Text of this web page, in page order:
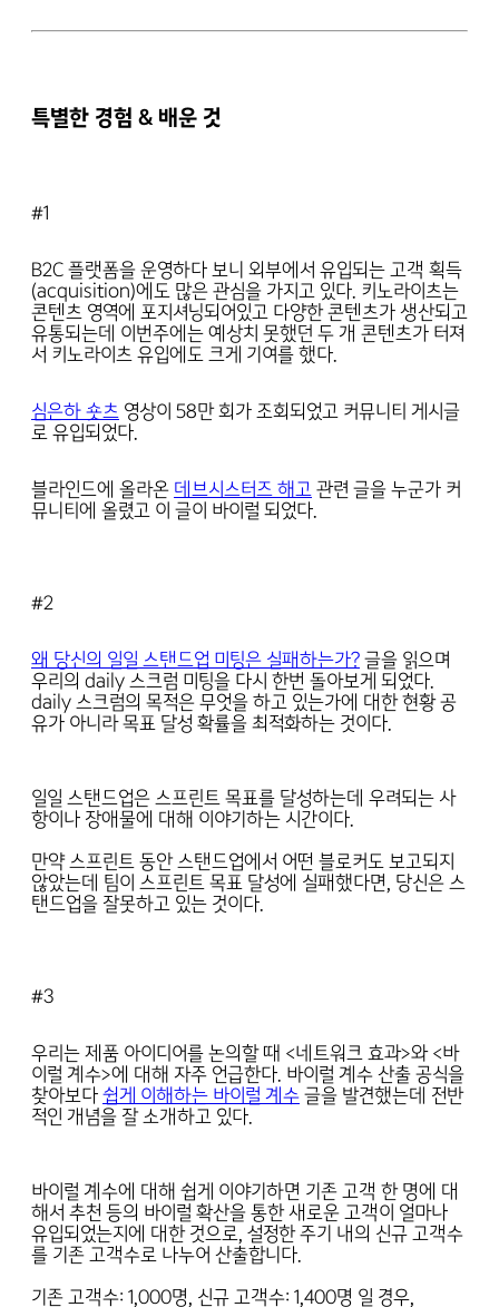
특별한 경험 & 배운 것
#1
B2C 플랫폼을 운영하다 보니 외부에서 유입되는 고객 획득
(acquisition)에도 많은 관심을 가지고 있다. 키노라이츠는
콘텐츠 영역에 포지셔닝되어있고 다양한 콘텐츠가 생산되고
유통되는데 이번주에는 예상치 못했던 두 개 콘텐츠가 터져
서 키노라이츠 유입에도 크게 기여를 했다.
심은하 숏츠 영상이 58만 회가 조회되었고 커뮤니티 게시글
로 유입되었다.
블라인드에 올라온 데브시스터즈 해고 관련 글을 누군가 커
뮤니티에 올렸고 이 글이 바이럴 되었다.
#2
왜 당신의 일일 스탠드업 미팅은 실패하는가? 글을 읽으며
우리의 daily 스크럼 미팅을 다시 한번 돌아보게 되었다.
daily 스크럼의 목적은 무엇을 하고 있는가에 대한 현황 공
유가 아니라 목표 달성 확률을 최적화하는 것이다.
일일 스탠드업은 스프린트 목표를 달성하는데 우려되는 사
항이나 장애물에 대해 이야기하는 시간이다.
만약 스프린트 동안 스탠드업에서 어떤 블로커도 보고되지
않았는데 팀이 스프린트 목표 달성에 실패했다면, 당신은 스
탠드업을 잘못하고 있는 것이다.
#3
우리는 제품 아이디어를 논의할 때 <네트워크 효과>와 <바
이럴 계수>에 대해 자주 언급한다. 바이럴 계수 산출 공식을
찾아보다 쉽게 이해하는 바이럴 계수 글을 발견했는데 전반
적인 개념을 잘 소개하고 있다.
바이럴 계수에 대해 쉽게 이야기하면 기존 고객 한 명에 대
해서 추천 등의 바이럴 확산을 통한 새로운 고객이 얼마나
유입되었는지에 대한 것으로, 설정한 주기 내의 신규 고객수
를 기존 고객수로 나누어 산출합니다.
기존 고객수: 1,000명, 신규 고객수: 1,400명 일 경우,